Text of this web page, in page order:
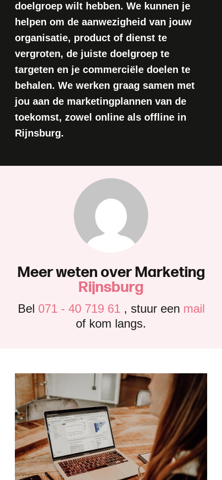
doelgroep wilt hebben. We kunnen je
helpen om de aanwezigheid van jouw
organisatie, product of dienst te
vergroten, de juiste doelgroep te
targeten en je commerciële doelen te
behalen. We werken graag samen met
jou aan de marketingplannen van de
toekomst, zowel online als offline in
Rijnsburg.
Meerwetenover Marketing
Rijnsburg
Bel 071 - 40 719 61 , stuur een mail
of kom langs.